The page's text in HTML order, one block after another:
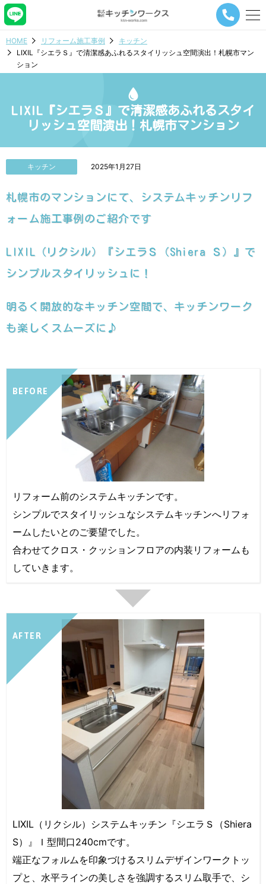
メ
ー
ビ
シ
タ
HOME リフォーム施工事例
キッチン
LIXIL『シエラＳ』で清潔感あふれるスタイリッシュ空間演出！札幌市マン
ション
LIXIL『シエラＳ』で清潔感あふれるスタイ
リッシュ空間演出！札幌市マンション
キッチン 2025年1月27日
札幌市のマンションにて、システムキッチンリフ
ォーム施工事例のご紹介です
LIXIL（リクシル）『シエラＳ（Shiera Ｓ）』で
シンプルスタイリッシュに！
明るく開放的なキッチン空間で、キッチンワーク
も楽しくスムーズに♪
BEFORE
リフォーム前のシステムキッチンです。
シンプルでスタイリッシュなシステムキッチンへリフォ
ームしたいとのご要望でした。
合わせてクロス・クッションフロアの内装リフォームも
していきます。
AFTER
LIXIL（リクシル）システムキッチン『シエラＳ（Shiera
S）』Ｉ型間口240cmです。
端正なフォルムを印象づけるスリムデザインワークトッ
プと、水平ラインの美しさを強調するスリム取手で、シ